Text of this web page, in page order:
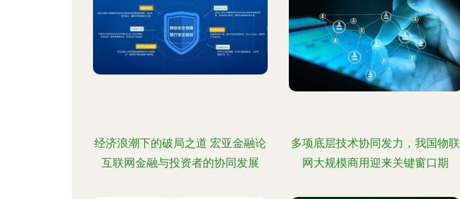
经济浪潮下的破局之道 宏亚金融论
互联网金融与投资者的协同发展
多项底层技术协同发力，我国物联
网大规模商用迎来关键窗口期